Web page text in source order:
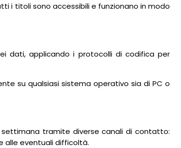
i titoli sono accessibili e funzionano in modo
dati, applicando i protocolli di codifica per
su qualsiasi sistema operativo sia di PC o
tramite diverse canali di contatto:
alle eventuali difficoltà.